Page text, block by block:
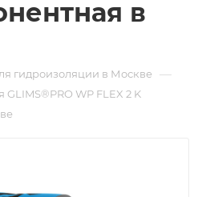
в
гидроизоляции в Москве —
WP FLEX 2 K